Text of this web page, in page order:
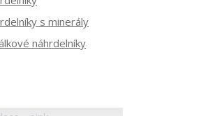
s minerály
náhrdelníky